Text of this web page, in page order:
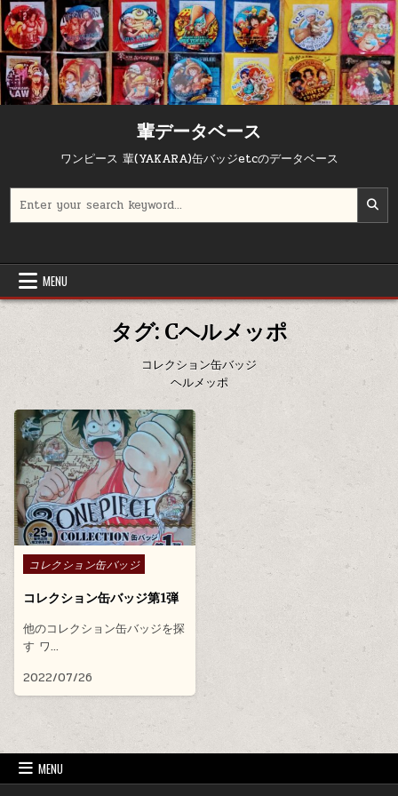
Skip to content
輩データベース
ワンピース 輩(YAKARA)缶バッジetcのデータベース
MENU
タグ: Cヘルメッポ
コレクション缶バッジ
ヘルメッポ
Posted in
コレクション缶バッジ
コレクション缶バッジ第1弾
他のコレクション缶バッジを探
す ワ…
2022/07/26
MENU